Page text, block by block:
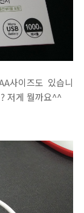
사이즈도 있습니
저게 뭘까요^^